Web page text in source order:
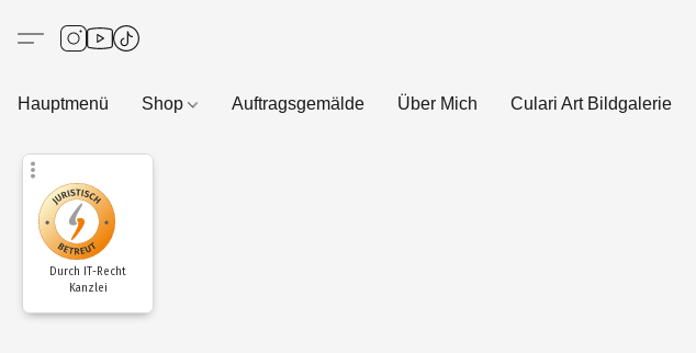
Hauptmenü Shop Auftragsgemälde Über Mich Culari Art Bildgalerie
Durch IT-Recht
Kanzlei